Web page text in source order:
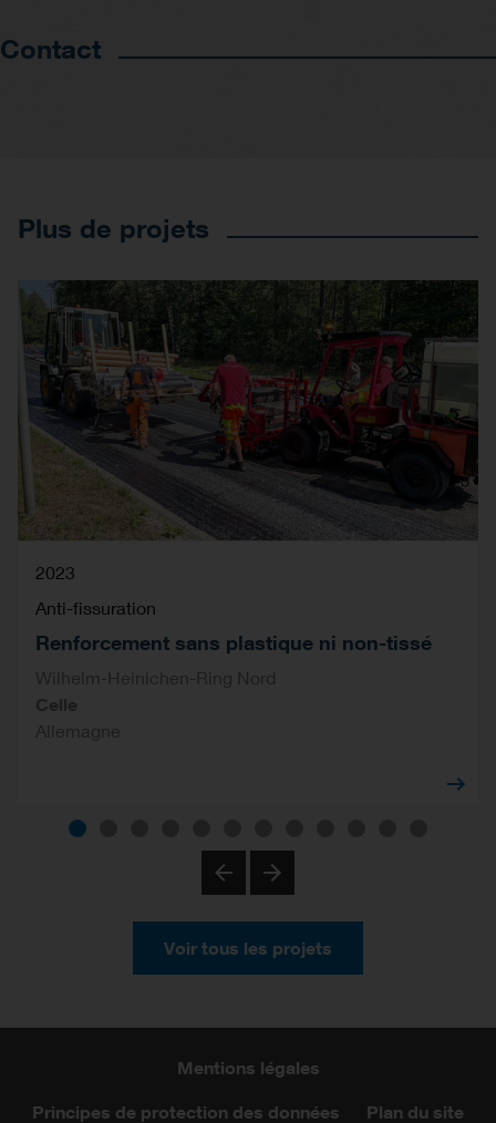
Contact
Plus de projets
2023
Anti-fissuration
Renforcement sans plastique ni non-tissé
Wilhelm-Heinichen-Ring Nord
Celle
Allemagne
Voir tous les projets
Mentions légales
Principes de protection des données Plan du site